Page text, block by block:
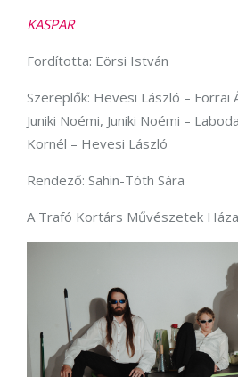
KASPAR
Fordította: Eörsi István
Szereplők: Hevesi László – Forrai
Juniki Noémi, Juniki Noémi –
Kornél – Hevesi László
Rendező: Sahin-Tóth Sára
A Trafó Kortárs Művészetek